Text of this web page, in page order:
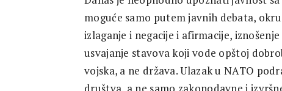
moguće samo putem javnih debata,
izlaganje i negacije i afirmacije,
usvajanje stavova koji vode opštoj
vojska, a ne država. Ulazak u NATO